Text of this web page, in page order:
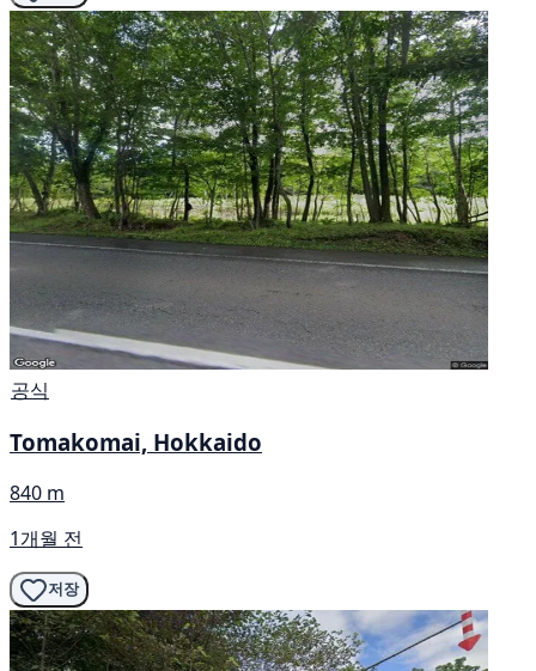
공식
Tomakomai, Hokkaido
840 m
1개월 전
저장